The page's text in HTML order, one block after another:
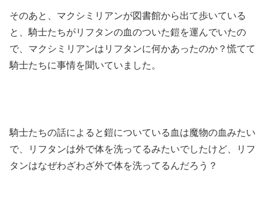
そのあと、マクシミリアンが図書館から出て歩いている
と、騎士たちがリフタンの血のついた鎧を運んでいたの
で、マクシミリアンはリフタンに何かあったのか？慌てて
騎士たちに事情を聞いていました。
騎士たちの話によると鎧についている血は魔物の血みたい
で、リフタンは外で体を洗ってるみたいでしたけど、リフ
タンはなぜわざわざ外で体を洗ってるんだろう？